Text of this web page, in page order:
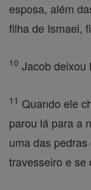
esposa, além
filha de Ismael,
10 Jacob deixou
11 Quando ele
parou lá para a
uma das
travesseiro e se